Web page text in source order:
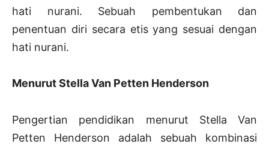
hati nurani. Sebuah pembentukan dan
penentuan diri secara etis yang sesuai dengan
hati nurani.
Menurut Stella Van Petten Henderson
Pengertian pendidikan menurut Stella Van
Petten Henderson adalah sebuah kombinasi